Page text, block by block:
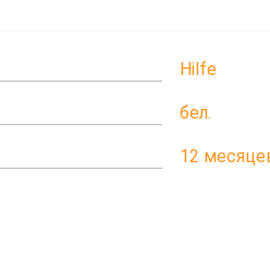
Hilfe
бел.
12